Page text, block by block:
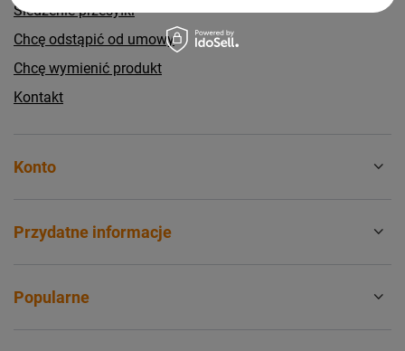
Śledzenie przesyłki
Chcę odstąpić od umowy
Chcę wymienić produkt
Kontakt
Konto
Przydatne informacje
Popularne